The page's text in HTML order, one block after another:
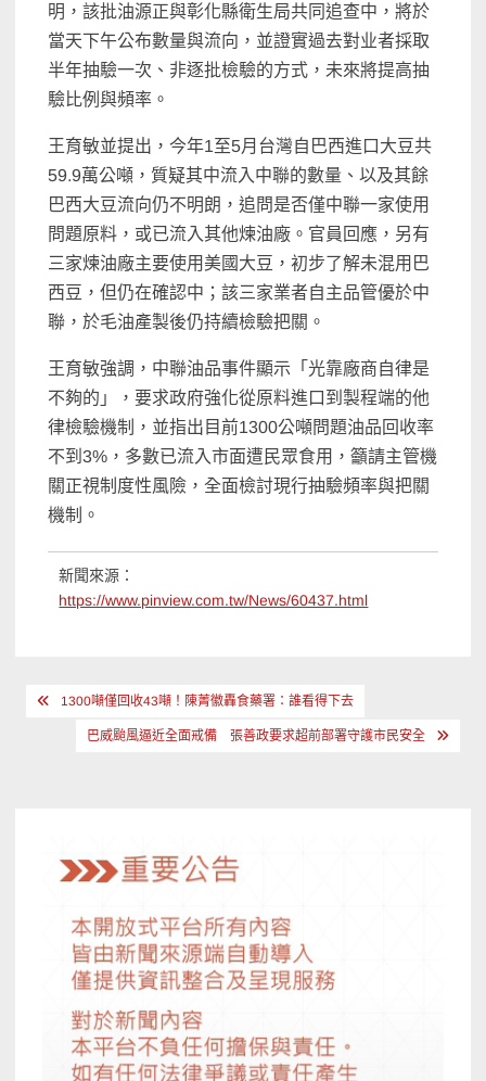
明，該批油源正與彰化縣衛生局共同追查中，將於
當天下午公布數量與流向，並證實過去對业者採取
半年抽驗一次、非逐批檢驗的方式，未來將提高抽
驗比例與頻率。
王育敏並提出，今年1至5月台灣自巴西進口大豆共
59.9萬公噸，質疑其中流入中聯的數量、以及其餘
巴西大豆流向仍不明朗，追問是否僅中聯一家使用
問題原料，或已流入其他煉油廠。官員回應，另有
三家煉油廠主要使用美國大豆，初步了解未混用巴
西豆，但仍在確認中；該三家業者自主品管優於中
聯，於毛油產製後仍持續檢驗把關。
王育敏強調，中聯油品事件顯示「光靠廠商自律是
不夠的」，要求政府強化從原料進口到製程端的他
律檢驗機制，並指出目前1300公噸問題油品回收率
不到3%，多數已流入市面遭民眾食用，籲請主管機
關正視制度性風險，全面檢討現行抽驗頻率與把關
機制。
新聞來源：
https://www.pinview.com.tw/News/60437.html
文 1300噸僅回收43噸！陳菁徽轟食藥署：誰看得下去
巴威颱風逼近全面戒備 張善政要求超前部署守護市民安全